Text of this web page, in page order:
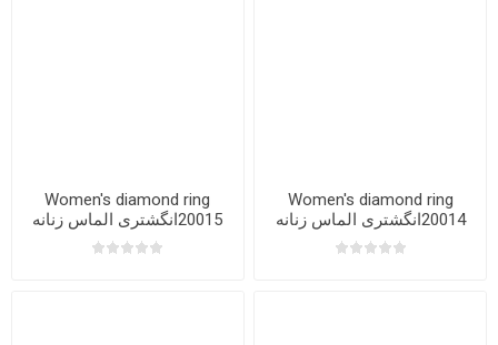
Women's diamond ring
20014انگشتری الماس زنانه
Women's diamond ring
20015انگشتری الماس زنانه